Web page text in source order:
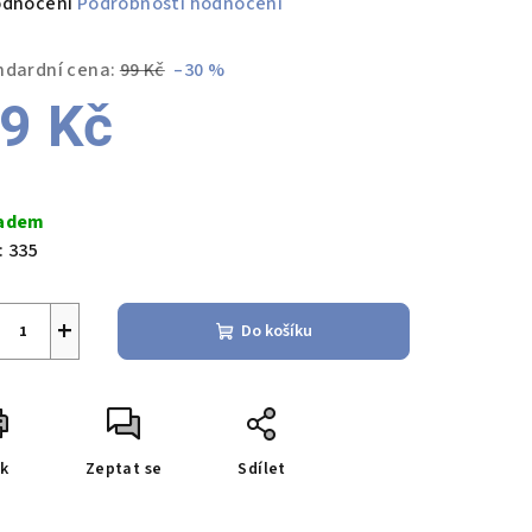
cena: 99 Kč –30 %
Kč
335
+ Do košíku
Zeptat se Sdílet